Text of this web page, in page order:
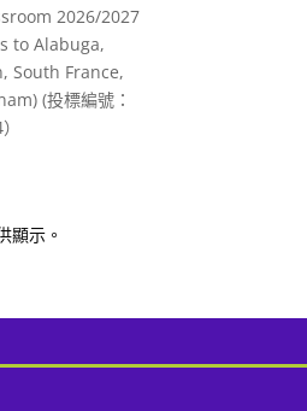
2026/2027
to Alabuga,
South France,
(投標編號：
顯示。